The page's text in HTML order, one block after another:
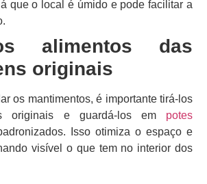
que o local é úmido e pode facilitar a
alimentos das
originais
os mantimentos, é importante tirá-los
originais e guardá-los em potes
Isso otimiza o espaço e
visível o que tem no interior dos